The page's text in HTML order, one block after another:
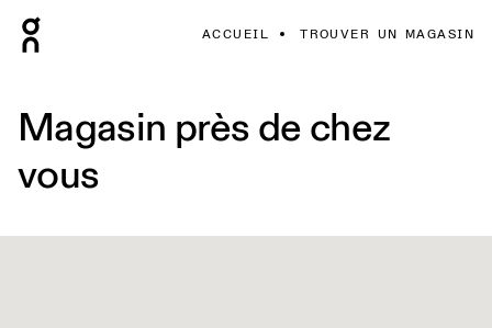
ACCUEIL TROUVER UN MAGASIN
Magasin près de chez
vous